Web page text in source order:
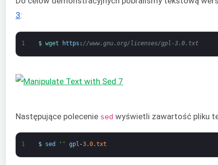
3:
1 $ wget https : //www.gnu.org/licenses/gpl-3.0.txt
Następujące polecenie sed wyświetli zawartość pliku
1 $ sed '' gpl -3.0.txt